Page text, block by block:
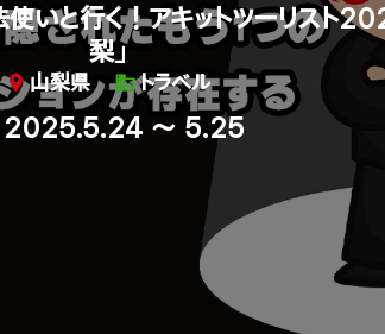
いと行く！アキットツーリスト
梨」
山梨県 トラベル
2025.5.24 ～ 5.25